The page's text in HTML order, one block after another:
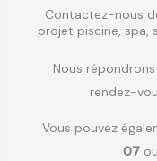
Contactez-nous
projet piscine, spa,
Nous
rendez-
Vous pouvez
07